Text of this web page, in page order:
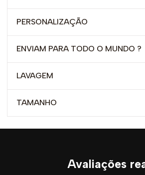
PERSONALIZAÇÃO
ENVIAM PARA TODO O MUNDO ?
LAVAGEM
TAMANHO
Avaliações